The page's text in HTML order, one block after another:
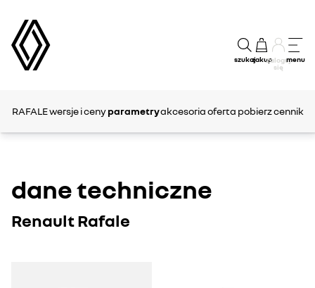
szukajzakupZaloguj
się
menu
RAFALEwersje i cenyparametryakcesoriaoferta pobierz cennik
dane techniczne
Renault Rafale